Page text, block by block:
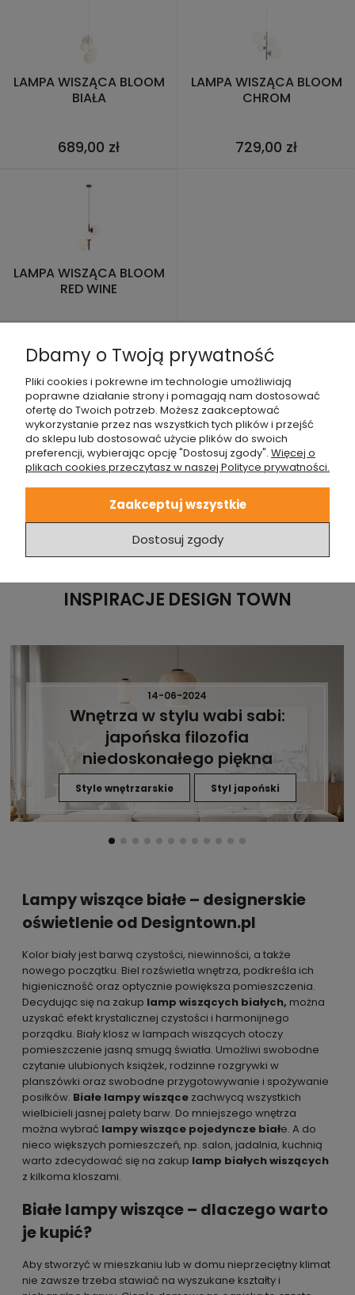
LAMPA WISZĄCA BLOOM
BIAŁA
689,00 zł
LAMPA WISZĄCA BLOOM
CHROM
729,00 zł
LAMPA WISZĄCA BLOOM
RED WINE
Poprzednia strona
1 2 3 4 5 ... 8
INSPIRACJE DESIGN TOWN
14-06-2024
Wnętrza w stylu wabi sabi:
japońska filozofia
niedoskonałego piękna
Style wnętrzarskie Styl japoński
Lampy wiszące białe – designerskie
oświetlenie od Designtown.pl
Kolor biały jest barwą czystości, niewinności, a także
nowego początku. Biel rozświetla wnętrza, podkreśla ich
higieniczność oraz optycznie powiększa pomieszczenia.
Decydując się na zakup lamp wiszących białych, można
uzyskać efekt krystalicznej czystości i harmonijnego
porządku. Biały klosz w lampach wiszących otoczy
pomieszczenie jasną smugą światła. Umożliwi swobodne
czytanie ulubionych książek, rodzinne rozgrywki w
planszówki oraz swobodne przygotowywanie i spożywanie
posiłków. Białe lampy wiszące zachwycą wszystkich
wielbicieli jasnej palety barw. Do mniejszego wnętrza
można wybrać lampy wiszące pojedyncze białe. A do
nieco większych pomieszczeń, np. salon, jadalnia, kuchnią
warto zdecydować się na zakup lamp białych wiszących
z kilkoma kloszami.
Białe lampy wiszące – dlaczego warto
je kupić?
Aby stworzyć w mieszkaniu lub w domu nieprzeciętny klimat
nie zawsze trzeba stawiać na wyszukane kształty i
Dbamy o Twoją prywatność
Pliki cookies i pokrewne im technologie umożliwiają
poprawne działanie strony i pomagają nam dostosować
ofertę do Twoich potrzeb. Możesz zaakceptować
wykorzystanie przez nas wszystkich tych plików i przejść
do sklepu lub dostosować użycie plików do swoich
preferencji, wybierając opcję "Dostosuj zgody". Więcej o
plikach cookies przeczytasz w naszej Polityce prywatności.
Dostosuj zgody
Zaakceptuj wszystkie